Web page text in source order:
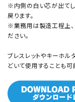
※内側の白い芯が出てし
戻ります。
※業務用は製造工程上、
ださい。
ブレスレットやキーホ
どいて使用することも可